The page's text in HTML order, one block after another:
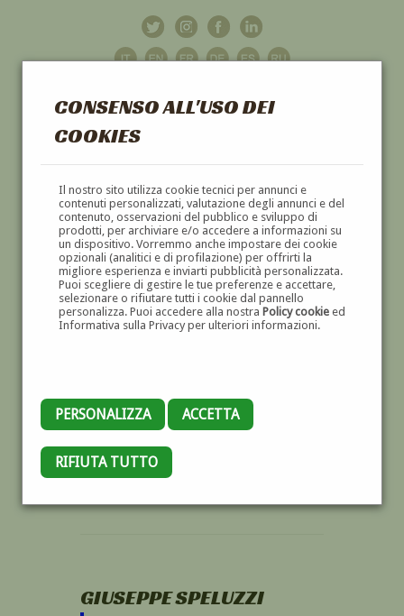
CONSENSO ALL'USO DEI
COOKIES
Il nostro sito utilizza cookie tecnici per annunci e
contenuti personalizzati, valutazione degli annunci e del
contenuto, osservazioni del pubblico e sviluppo di
prodotti, per archiviare e/o accedere a informazioni su
un dispositivo. Vorremmo anche impostare dei cookie
opzionali (analitici e di profilazione) per offrirti la
migliore esperienza e inviarti pubblicità personalizzata.
Puoi scegliere di gestire le tue preferenze e accettare,
selezionare o rifiutare tutti i cookie dal pannello
personalizza. Puoi accedere alla nostra Policy cookieed
Informativa sulla Privacy per ulteriori informazioni.
PERSONALIZZA ACCETTA
RIFIUTA TUTTO
GALLERIAD'ARTE
DIPINTI E SCULTURE '800 E '900
GIUSEPPE SPELUZZI